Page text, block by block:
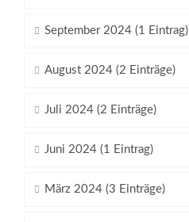
September 2024 (1 Eintrag)
August 2024 (2 Einträge)
Juli 2024 (2 Einträge)
Juni 2024 (1 Eintrag)
März 2024 (3 Einträge)